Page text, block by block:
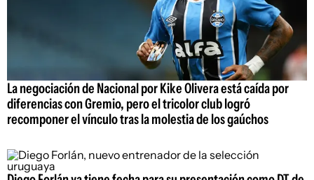
La negociación de Nacional por Kike Olivera está caída por
diferencias con Gremio, pero el tricolor club logró
recomponer el vínculo tras la molestia de los gaúchos